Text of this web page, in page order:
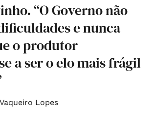
“O Governo não
e nunca
o produtor
a ser o elo mais frágil
Lopes